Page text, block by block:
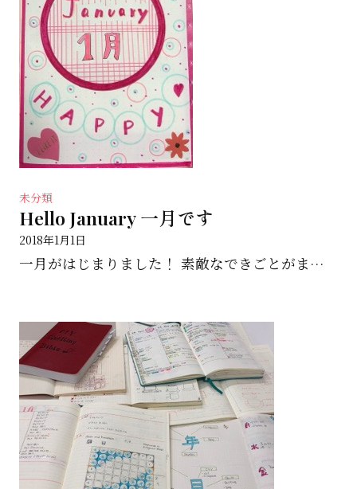
未分類
Hello January 一月です
2018年1月1日
一月がはじまりました！ 素敵なできごとがまっている なにかな？ 楽しみです！ Beautifull ...